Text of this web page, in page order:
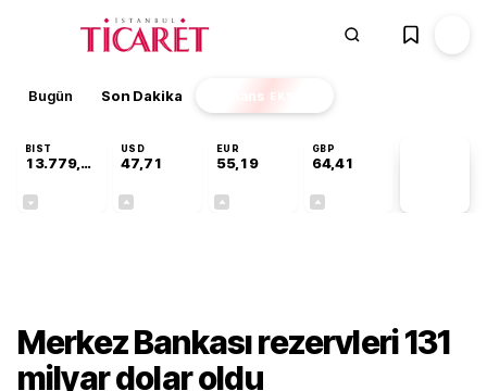
Bugün Son Dakika Finans EKSTRA
BIST
13.779,39
USD
47,71
EUR
55,19
GBP
64,41
Merkez Bankası rezervleri 131
milyar dolar oldu